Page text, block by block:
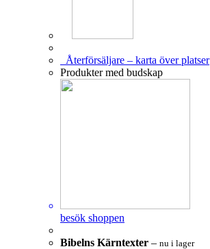
Återförsäljare – karta över platser
Produkter med budskap
besök shoppen
Bibelns Kärntexter – nu i lager